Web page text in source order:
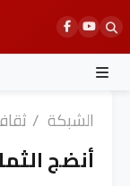
Skip
to
content
الشبكة /
أنضج